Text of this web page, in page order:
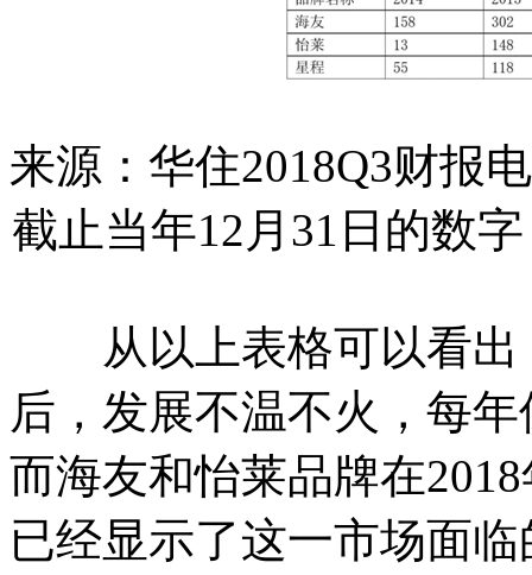
来源：华住2018Q3财报
截止当年12月31日的数
从以上表格可以看出
后，发展不温不火，每
而海友和怡莱品牌在
已经显示了这一市场面